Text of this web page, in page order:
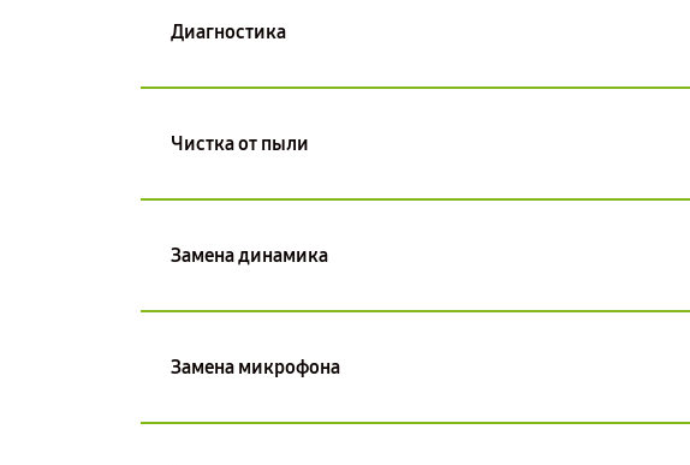
Диагностика
Чистка от пыли
Замена динамика
Замена микрофона